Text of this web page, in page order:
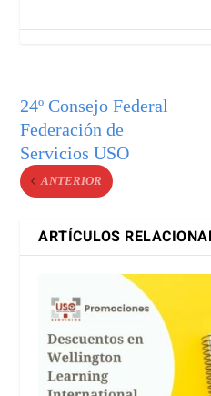
24º Consejo Federal
Federación de
Servicios USO
ANTERIOR
ARTÍCULOS